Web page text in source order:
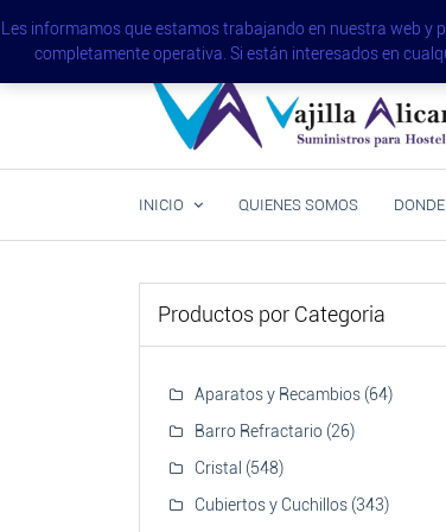
al
contenido
(+34) 965 123 631 - (+34) 965 655 580
Comunidad Valenciana
Vajilla Alicante
Otra forma de entender la hostelería
INICIO QUIENES SOMOS
Productos por Categoria
Aparatos y Recambios (64)
Barro Refractario (26)
Cristal (548)
Cubiertos y Cuchillos (343)
Les informamos que estamos trabajando en nuestra web
completamente operativa. Si están interesados en